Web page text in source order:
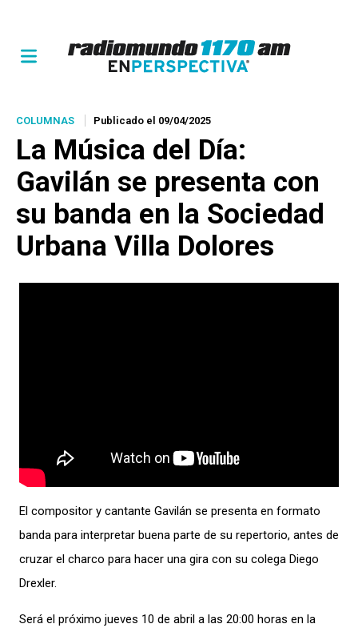
COLUMNAS Publicado el 09/04/2025
La Música del Día:
Gavilán se presenta con
su banda en la Sociedad
Urbana Villa Dolores
El compositor y cantante Gavilán se presenta en formato
banda para interpretar buena parte de su repertorio, antes de
cruzar el charco para hacer una gira con su colega Diego
Drexler.
Será el próximo jueves 10 de abril a las 20:00 horas en la